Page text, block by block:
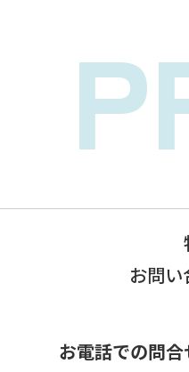
お問
お電話での問合